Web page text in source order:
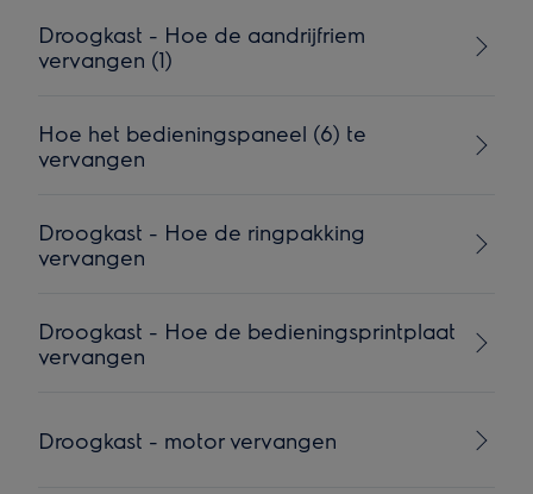
Droogkast - Hoe de aandrijfriem
vervangen (1)
Hoe het bedieningspaneel (6) te
vervangen
Droogkast - Hoe de ringpakking
vervangen
Droogkast - Hoe de bedieningsprintplaat
vervangen
Droogkast - motor vervangen